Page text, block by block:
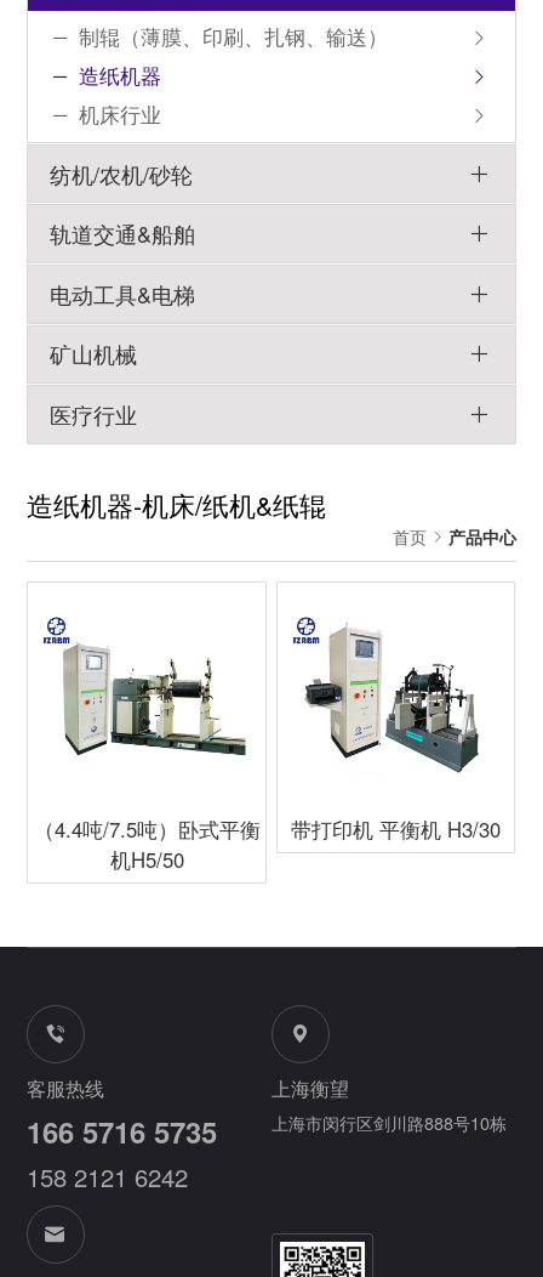
制辊（薄膜、印刷、扎钢、输送）
造纸机器
机床行业
纺机/农机/砂轮
轨道交通&船舶
电动工具&电梯
矿山机械
医疗行业
造纸机器-机床/纸机&纸辊
首页 产品中心
（4.4吨/7.5吨）卧式平衡
机H5/50
带打印机 平衡机 H3/30
客服热线
166 5716 5735
158 2121 6242
上海衡望
上海市闵行区剑川路888号10栋